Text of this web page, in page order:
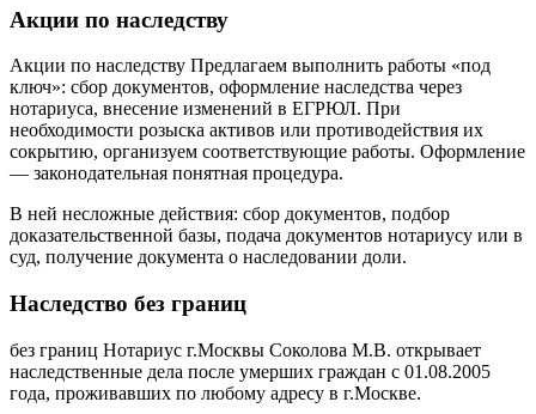
Акции по наследству
Акции по наследству Предлагаем выполнить работы «под
ключ»: сбор документов, оформление наследства через
нотариуса, внесение изменений в ЕГРЮЛ. При
необходимости розыска активов или противодействия их
сокрытию, организуем соответствующие работы. Оформление
— законодательная понятная процедура.
В ней несложные действия: сбор документов, подбор
доказательственной базы, подача документов нотариусу или в
суд, получение документа о наследовании доли.
Наследство без границ
без границ Нотариус г.Москвы Соколова М.В. открывает
наследственные дела после умерших граждан с 01.08.2005
года, проживавших по любому адресу в г.Москве.